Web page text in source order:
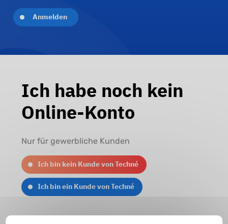
Ich habe noch kein
Online-Konto
Nur für gewerbliche Kunden
Ich bin kein Kunde von Techné
Ich bin ein Kunde von Techné